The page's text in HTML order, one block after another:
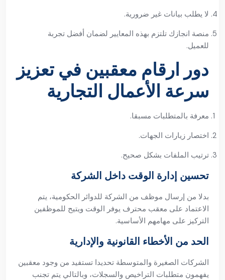
لا يطلب بيانات غير ضرورية.
منصة انجازك تلتزم بهذه المعايير لضمان أفضل تجربة
للعميل.
دور ارقام معقبين في تعزيز
سرعة الأعمال التجارية
معرفة بالمتطلبات مسبقا.
اختصار زيارات الجهات.
ترتيب الملفات بشكل صحيح.
تحسين إدارة الوقت داخل الشركة
بدلا من إرسال موظف من الشركة للدوائر الحكومية، يتم
الاعتماد على معقب محترف يوفر الوقت ويتيح للموظفين
التركيز على مهامهم الأساسية.
الحد من الأخطاء القانونية والإدارية
الشركات الصغيرة والمتوسطة تحديدا تستفيد من وجود معقبين
يفهمون متطلبات التراخيص والسجلات، وبالتالي يتم تجنب